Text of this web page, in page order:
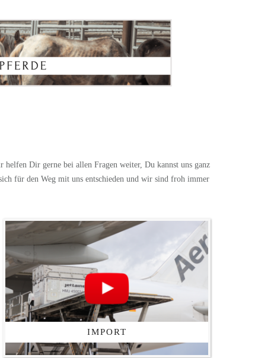
Dir gerne bei allen Fragen weiter, Du kannst uns ganz
für den Weg mit uns entschieden und wir sind froh immer
IMPORT